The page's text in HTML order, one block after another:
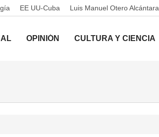
EE UU-Cuba Luis Manuel Otero Alcántara
OPINIÓN CULTURA Y CIENCIA